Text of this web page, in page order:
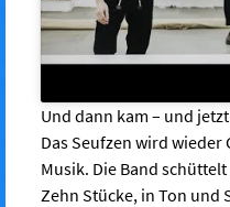
Und dann kam – und
Das Seufzen wird wieder
Musik. Die Band
Zehn Stücke, in Ton und